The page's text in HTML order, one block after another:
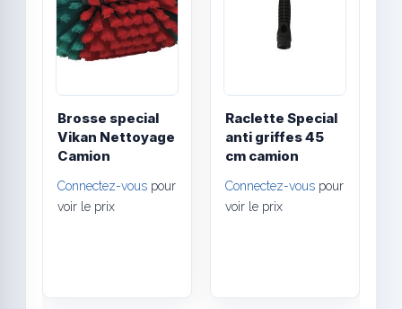
Brosse special
Vikan Nettoyage
Camion
Connectez-vous pour
voir le prix
Raclette Special
anti griffes 45
cm camion
Connectez-vous pour
voir le prix